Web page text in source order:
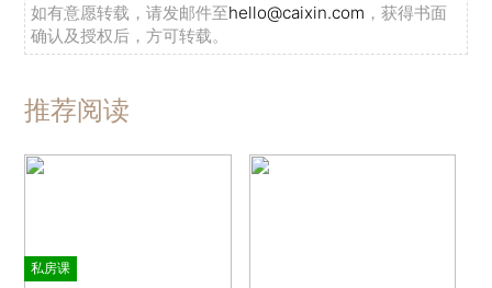
如有意愿转载，请发邮件至hello@caixin.com ，获得书面
确认及授权后，方可转载。
推荐阅读
私房课